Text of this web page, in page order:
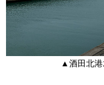
▲酒田北